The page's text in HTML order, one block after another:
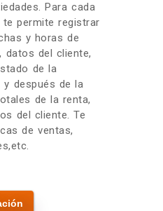
Para cada
permite registrar
y horas de
datos del cliente,
de la
y después de la
de la renta,
del cliente. Te
de ventas,